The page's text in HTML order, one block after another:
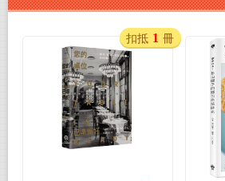
扣抵 1 冊